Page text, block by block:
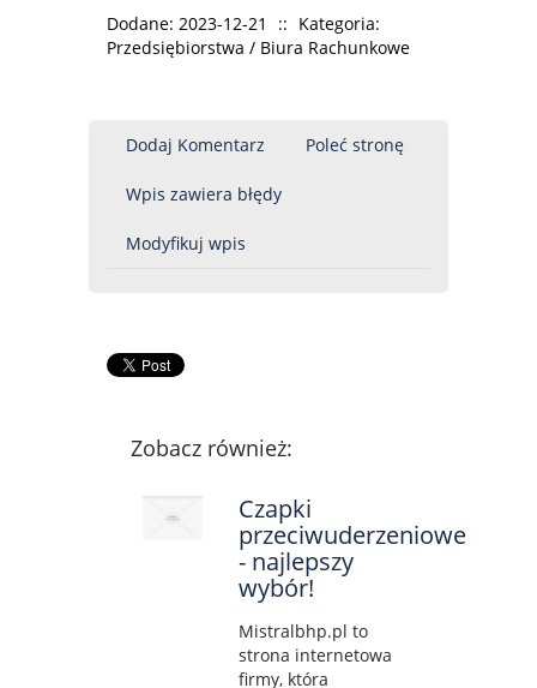
Dodane: 2023-12-21
:: Kategoria:
Przedsiębiorstwa / Biura Rachunkowe
Dodaj Komentarz Poleć stronę
Wpis zawiera błędy
Modyfikuj wpis
Zobacz również:
Czapki
przeciwuderzeniowe
- najlepszy
wybór!
Mistralbhp.pl to
strona internetowa
firmy, która